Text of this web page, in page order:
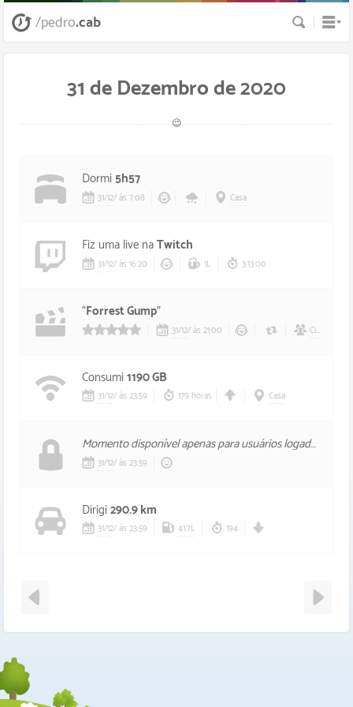
/pedro.cab Busca
31 de Dezembro de 2020
😉
Dormi5h57
31/12/ às 7:08 Casa
Fiz uma live naTwitch
31/12/às 16:20 1L 3:13:00
“Forrest Gump”
50/5 estrelas
31/12/ às 21:00 Cicinha
Consumi1190 GB
31/12/às 23:59 179 horas Casa
Momento disponível apenas para usuários logados, foi mal.
31/12/ às 23:59
Dirigi290.9 km
31/12/às 23:59 41.7L 194